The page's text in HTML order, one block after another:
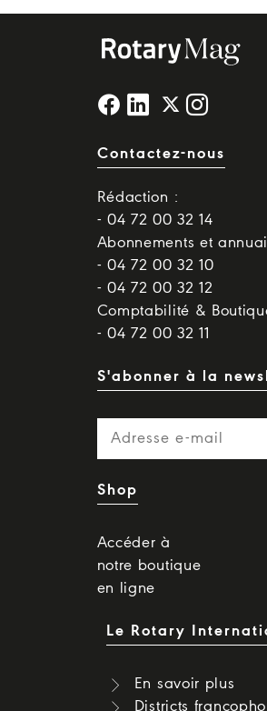
Contactez-nous
Rédaction :
- 04 72 00 32 14
Abonnements et
- 04 72 00 32 10
- 04 72 00 32 12
Comptabilité &
- 04 72 00 32 11
S'abonner à la
Shop
Accéder à
notre boutique
en ligne
Le Rotary
En savoir plus
Districts